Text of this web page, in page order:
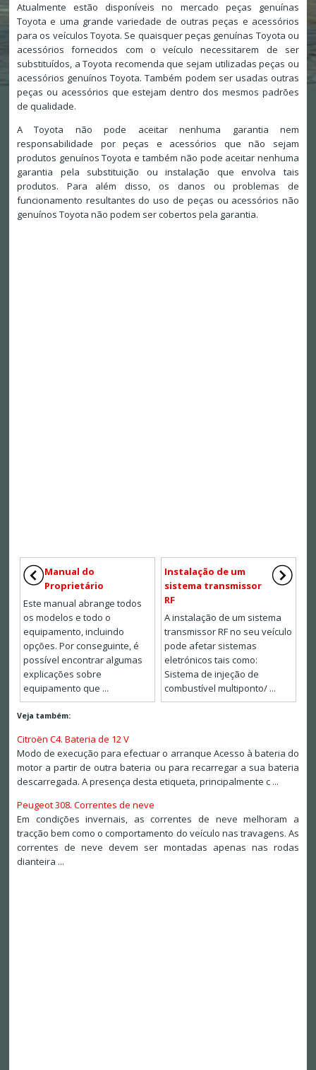
Atualmente estão disponíveis no mercado peças genuínas
Toyota e uma grande variedade de outras peças e acessórios
para os veículos Toyota. Se quaisquer peças genuínas Toyota ou
acessórios fornecidos com o veículo necessitarem de ser
substituídos, a Toyota recomenda que sejam utilizadas peças ou
acessórios genuínos Toyota. Também podem ser usadas outras
peças ou acessórios que estejam dentro dos mesmos padrões
de qualidade.
A Toyota não pode aceitar nenhuma garantia nem
responsabilidade por peças e acessórios que não sejam
produtos genuínos Toyota e também não pode aceitar nenhuma
garantia pela substituição ou instalação que envolva tais
produtos. Para além disso, os danos ou problemas de
funcionamento resultantes do uso de peças ou acessórios não
genuínos Toyota não podem ser cobertos pela garantia.
Manual do
Proprietário
Este manual abrange todos
os modelos e todo o
equipamento, incluindo
opções. Por conseguinte, é
possível encontrar algumas
explicações sobre
equipamento que ...
Instalação de um
sistema transmissor
RF
A instalação de um sistema
transmissor RF no seu veículo
pode afetar sistemas
eletrónicos tais como:
Sistema de injeção de
combustível multiponto/ ...
Veja também:
Citroën C4. Bateria de 12 V
Modo de execução para efectuar o arranque Acesso à bateria do
motor a partir de outra bateria ou para recarregar a sua bateria
descarregada. A presença desta etiqueta, principalmente c ...
Peugeot 308. Correntes de neve
Em condições invernais, as correntes de neve melhoram a
tracção bem como o comportamento do veículo nas travagens. As
correntes de neve devem ser montadas apenas nas rodas
dianteira ...